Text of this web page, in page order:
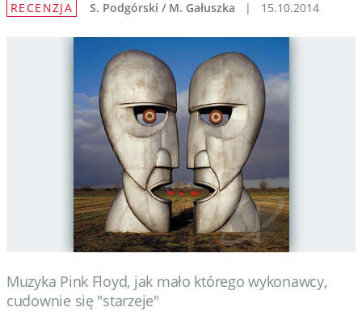
Wydarzenia
Wywiady
Muzyka
Filmy
RECENZJA S. Podgórski / M. Gałuszka | 15.10.2014
Muzyka Pink Floyd, jak mało którego wykonawcy,
cudownie się "starzeje"